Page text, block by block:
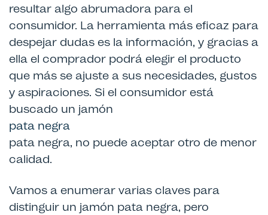
resultar algo abrumadora para el
consumidor. La herramienta más eficaz para
despejar dudas es la información, y gracias a
ella el comprador podrá elegir el producto
que más se ajuste a sus necesidades, gustos
y aspiraciones. Si el consumidor está
buscado un jamón
pata negra
pata negra, no puede aceptar otro de menor
calidad.
Vamos a enumerar varias claves para
distinguir un jamón pata negra, pero